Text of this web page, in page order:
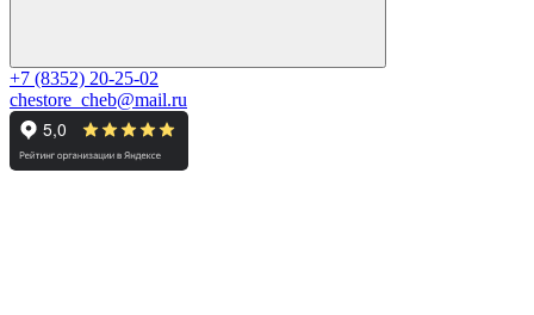
+7 (8352) 20-25-02
chestore_cheb@mail.ru